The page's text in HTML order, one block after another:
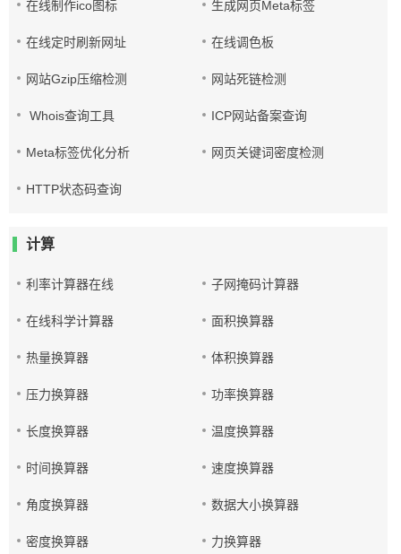
在线制作ico图标 生成网页Meta标签
在线定时刷新网址 在线调色板
网站Gzip压缩检测 网站死链检测
Whois查询工具 ICP网站备案查询
Meta标签优化分析 网页关键词密度检测
HTTP状态码查询
计算
利率计算器在线 子网掩码计算器
在线科学计算器 面积换算器
热量换算器 体积换算器
压力换算器 功率换算器
长度换算器 温度换算器
时间换算器 速度换算器
角度换算器 数据大小换算器
密度换算器 力换算器